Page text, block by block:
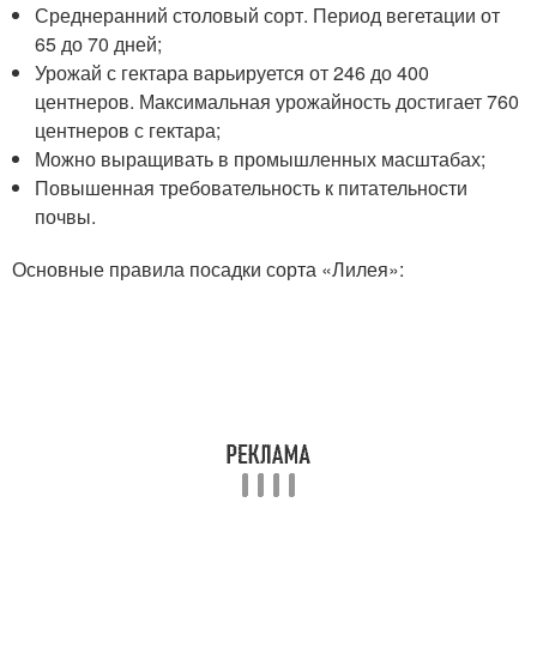
Среднеранний столовый сорт. Период вегетации от
65 до 70 дней;
Урожай с гектара варьируется от 246 до 400
центнеров. Максимальная урожайность достигает 760
центнеров с гектара;
Можно выращивать в промышленных масштабах;
Повышенная требовательность к питательности
почвы.
Основные правила посадки сорта «Лилея»: